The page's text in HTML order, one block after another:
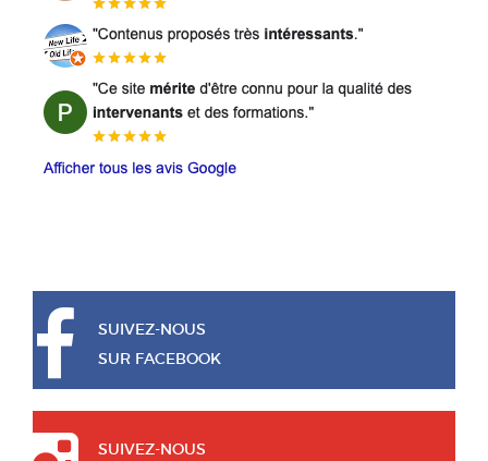
SUIVEZ-NOUS
SUR FACEBOOK
SUIVEZ-NOUS